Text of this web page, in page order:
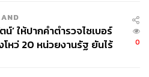
แอบระบุแบรนด์
น์’ ให้ปากคำตำรวจไซเบอร์
โหว่ 20 หน่วยงานรัฐ ยันไร้
0